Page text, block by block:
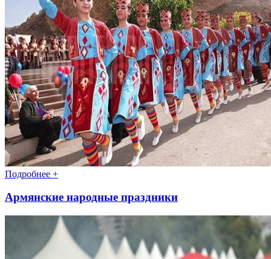
Подробнее +
Армянские народные праздники